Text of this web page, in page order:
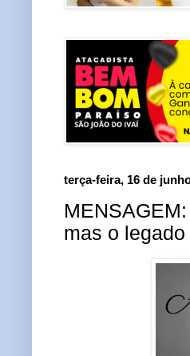
terça-feira, 16 de
mas o